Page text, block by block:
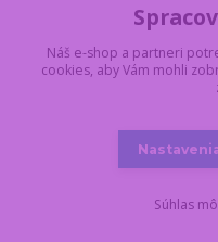
Bigstren Precision
na opravu
notebookov
17,55 €/ks
Náš e-shop a partneri
cookies, aby Vám mohli
Súhlas